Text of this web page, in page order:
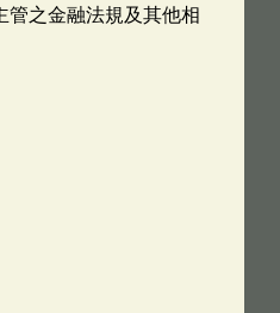
管之金融法規及其他相